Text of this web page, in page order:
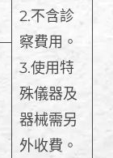
2.不含診
察費用。
3.使用特
殊儀器及
器械需另
外收費。